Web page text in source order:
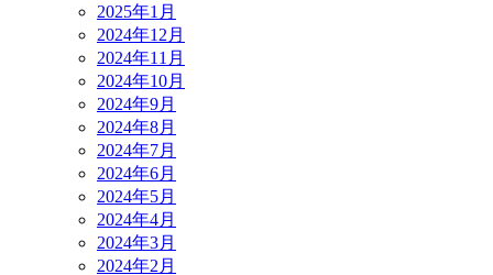
2025年1月
2024年12月
2024年11月
2024年10月
2024年9月
2024年8月
2024年7月
2024年6月
2024年5月
2024年4月
2024年3月
2024年2月